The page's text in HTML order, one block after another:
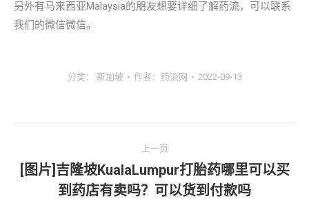
另外有马来西亚Malaysia的朋友想要详细了解药流，可以联系
我们的微信微信。
分类： 新加坡 作者： 药流网 2022-09-13
章
上一页
上
一
[图片]吉隆坡KualaLumpur打胎药哪里可以买
到药店有卖吗？可以货到付款吗